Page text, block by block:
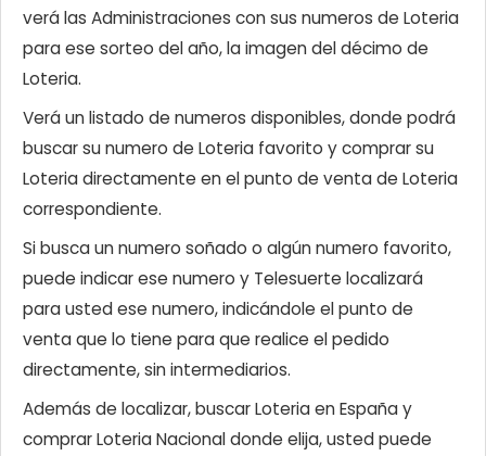
verá las Administraciones con sus numeros de Loteria
para ese sorteo del año, la imagen del décimo de
Loteria.
Verá un listado de numeros disponibles, donde podrá
buscar su numero de Loteria favorito y comprar su
Loteria directamente en el punto de venta de Loteria
correspondiente.
Si busca un numero soñado o algún numero favorito,
puede indicar ese numero y Telesuerte localizará
para usted ese numero, indicándole el punto de
venta que lo tiene para que realice el pedido
directamente, sin intermediarios.
Además de localizar, buscar Loteria en España y
comprar Loteria Nacional donde elija, usted puede